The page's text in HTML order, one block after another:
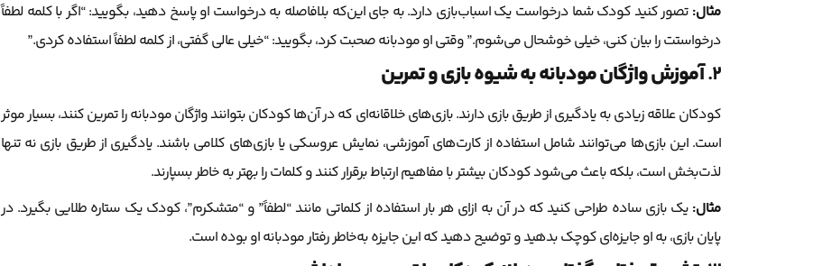
مثال: تصور کنید کودک شما درخواست یک اسباب‌بازی دارد. به جای این‌که بلافاصله به درخواست او پاسخ دهید، بگویید: “اگر با کلمه لطفاً
درخواستت را بیان کنی، خیلی خوشحال می‌شوم.” وقتی او مودبانه صحبت کرد، بگویید: “خیلی عالی گفتی، از کلمه لطفاً استفاده کردی.”
2. آموزش واژگان مودبانه به شیوه بازی و تمرین
کودکان علاقه زیادی به یادگیری از طریق بازی دارند. بازی‌های خلاقانه‌ای که در آن‌ها کودکان بتوانند واژگان مودبانه را تمرین کنند، بسیار موثر
است. این بازی‌ها می‌توانند شامل استفاده از کارت‌های آموزشی، نمایش عروسکی یا بازی‌های کلامی باشند. یادگیری از طریق بازی نه تنها
لذت‌بخش است، بلکه باعث می‌شود کودکان بیشتر با مفاهیم ارتباط برقرار کنند و کلمات را بهتر به خاطر بسپارند.
مثال:یک بازی ساده طراحی کنید که در آن به ازای هر بار استفاده از کلماتی مانند “لطفاً” و “متشکرم”، کودک یک ستاره طلایی بگیرد. در
پایان بازی، به او جایزه‌ای کوچک بدهید و توضیح دهید که این جایزه به‌خاطر رفتار مودبانه او بوده است.